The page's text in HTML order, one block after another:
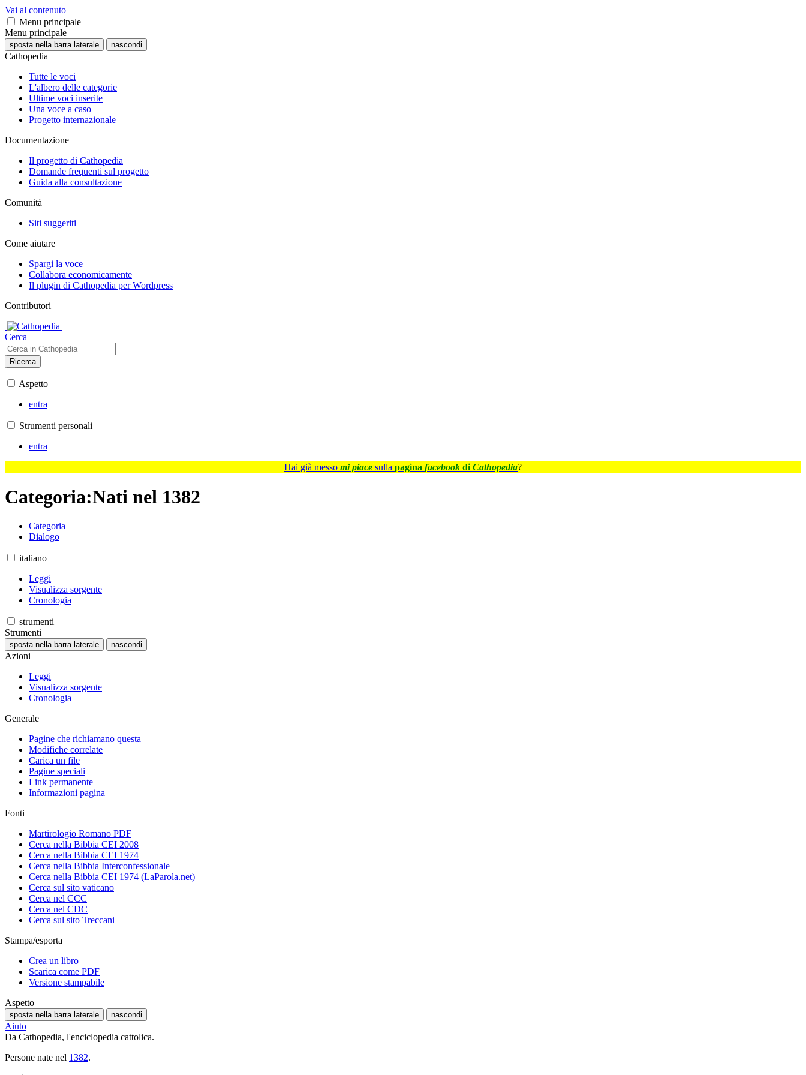
Vai al contenuto
Menu principale
Menu principale
sposta nella barra laterale nascondi
Cathopedia
Tutte le voci
L'albero delle categorie
Ultime voci inserite
Una voce a caso
Progetto internazionale
Documentazione
Il progetto di Cathopedia
Domande frequenti sul progetto
Guida alla consultazione
Comunità
Siti suggeriti
Come aiutare
Spargi la voce
Collabora economicamente
Il plugin di Cathopedia per Wordpress
Contributori
Cerca
Ricerca
Aspetto
entra
Strumenti personali
entra
Hai già messo mi piace sulla pagina facebook di Cathopedia?
Categoria:Nati nel 1382
Categoria
Dialogo
italiano
Leggi
Visualizza sorgente
Cronologia
strumenti
Strumenti
sposta nella barra laterale nascondi
Azioni
Leggi
Visualizza sorgente
Cronologia
Generale
Pagine che richiamano questa
Modifiche correlate
Carica un file
Pagine speciali
Link permanente
Informazioni pagina
Fonti
Martirologio Romano PDF
Cerca nella Bibbia CEI 2008
Cerca nella Bibbia CEI 1974
Cerca nella Bibbia Interconfessionale
Cerca nella Bibbia CEI 1974 (LaParola.net)
Cerca sul sito vaticano
Cerca nel CCC
Cerca nel CDC
Cerca sul sito Treccani
Stampa/esporta
Crea un libro
Scarica come PDF
Versione stampabile
Aspetto
sposta nella barra laterale nascondi
Aiuto
Da Cathopedia, l'enciclopedia cattolica.
Persone nate nel 1382.